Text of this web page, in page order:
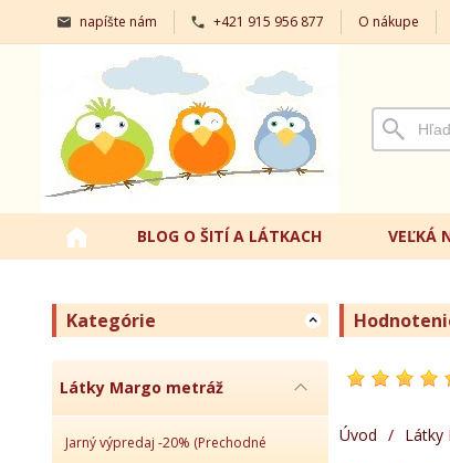
napíšte nám +421 915 956 877 O nákupe
BLOG O ŠITÍ A LÁTKACH VEĽKÁ
Kategórie
Látky Margo metráž
Jarný výpredaj -20% (Prechodné Úvod / Látky